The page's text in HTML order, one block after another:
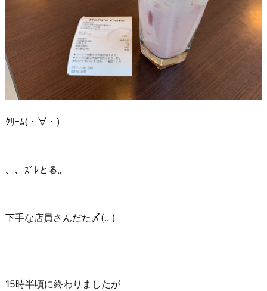
ｸﾘｰﾑ(・∀・)
、、ｽﾞﾚとる。
下手な店員さんだた〆(.. )
15時半頃に終わりましたが